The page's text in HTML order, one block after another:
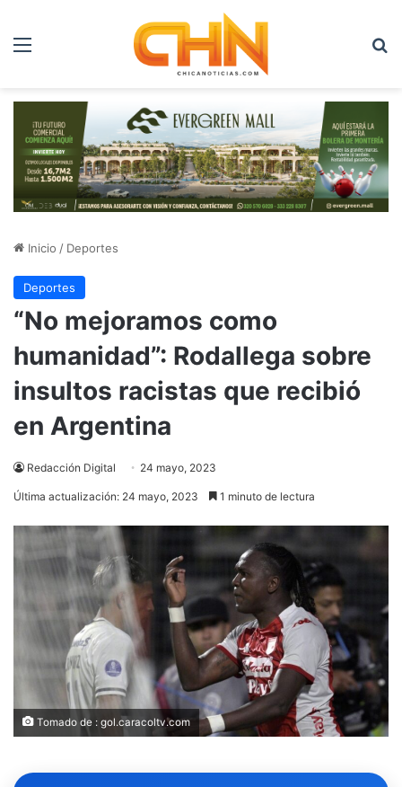
Menú
Inicio / Deportes
Deportes
“No mejoramos como
humanidad”: Rodallega sobre
insultos racistas que recibió
en Argentina
Redacción Digital 24 mayo, 2023
Última actualización: 24 mayo, 2023 1 minuto de lectura
Tomado de : gol.caracoltv.com